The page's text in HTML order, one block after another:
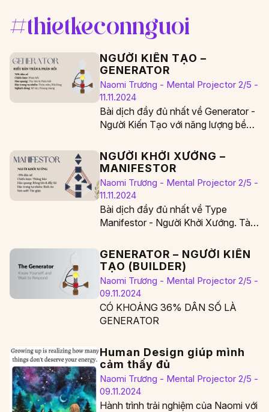
#thietkeconnguoi
NGƯỜI KIẾN TẠO –
GENERATOR
Naomi Trương - Mental Projector 2/5 -
11.11.2024
Bài dịch đầy đủ nhất về Generator -
Người Kiến Tạo với năng lượng bền
NGƯỜI KHỞI XƯỚNG –
MANIFESTOR
Naomi Trương - Mental Projector 2/5 -
11.11.2024
Bài dịch đầy đủ nhất về Type
Manifestor - Người Khởi Xướng. Tài
Definitive…
GENERATOR – NGƯỜI KIẾN
TẠO (BUILDER)
Naomi Trương - Mental Projector 2/5 -
09.11.2024
CÓ KHOẢNG 36% DÂN SỐ LÀ
GENERATOR
Human Design giúp mình
cảm thấy đủ
Naomi Trương - Mental Projector 2/5 -
09.11.2024
Hành trình trải nghiệm của Naomi với